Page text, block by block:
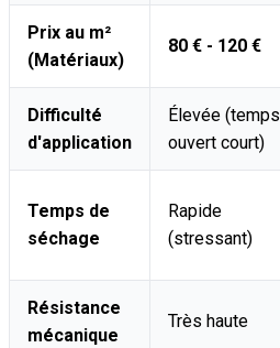
Prix au m²
(Matériaux)
80 € - 120 €
Difficulté
d'application
Élevée (temps
ouvert court)
Temps de
séchage
Rapide
(stressant)
Résistance
mécanique
Très haute